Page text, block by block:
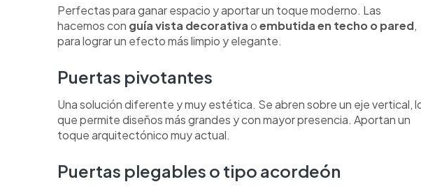
Perfectas para ganar espacio y aportar un toque moderno. Las
hacemos con guía vista decorativaoembutida en techo o pared,
para lograr un efecto más limpio y elegante.
Puertas pivotantes
Una solución diferente y muy estética. Se abren sobre un eje vertical,
que permite diseños más grandes y con mayor presencia. Aportan un
toque arquitectónico muy actual.
Puertas plegables o tipo acordeón